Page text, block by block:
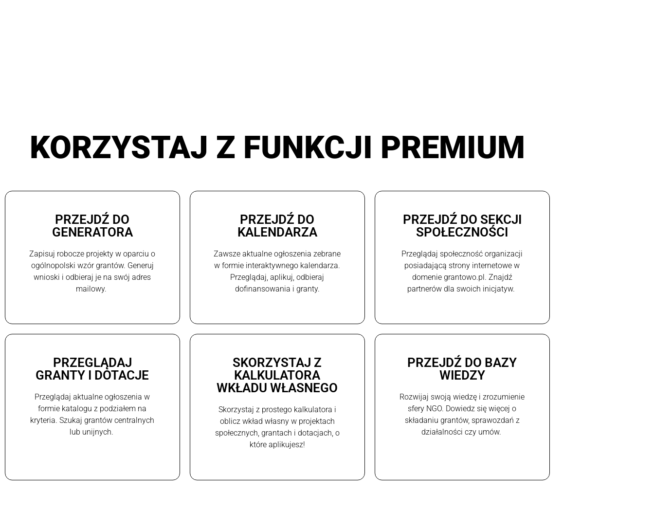
KORZYSTAJ Z FUNKCJI PREMIUM
PRZEJDŹ DO
GENERATORA
Zapisuj robocze projekty w oparciu o
ogólnopolski wzór grantów. Generuj
wnioski i odbieraj je na swój adres
mailowy.
PRZEJDŹ DO
KALENDARZA
Zawsze aktualne ogłoszenia zebrane
w formie interaktywnego kalendarza.
Przeglądaj, aplikuj, odbieraj
dofinansowania i granty.
PRZEJDŹ DO SEKCJI
SPOŁECZNOŚCI
Przeglądaj społeczność organizacji
posiadającą strony internetowe w
domenie grantowo.pl. Znajdź
partnerów dla swoich inicjatyw.
PRZEGLĄDAJ
GRANTY I DOTACJE
Przeglądaj aktualne ogłoszenia w
formie katalogu z podziałem na
kryteria. Szukaj grantów centralnych
lub unijnych.
SKORZYSTAJ Z
KALKULATORA
WKŁADU WŁASNEGO
Skorzystaj z prostego kalkulatora i
oblicz wkład własny w projektach
społecznych, grantach i dotacjach, o
które aplikujesz!
PRZEJDŹ DO BAZY
WIEDZY
Rozwijaj swoją wiedzę i zrozumienie
sfery NGO. Dowiedz się więcej o
składaniu grantów, sprawozdań z
działalności czy umów.